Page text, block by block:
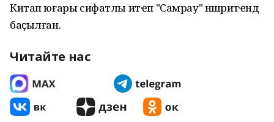
Китап юғары сифатлы итҽп "Самрау" нәшриәтҽндә
баҫылған.
Читайте нас